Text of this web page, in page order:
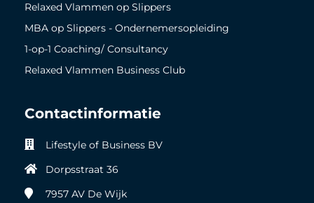
Relaxed Vlammen op Slippers
MBA op Slippers - Ondernemersopleiding
1-op-1 Coaching/ Consultancy
Relaxed Vlammen Business Club
Contactinformatie
Lifestyle of Business BV
Dorpsstraat 36
7957 AV De Wijk